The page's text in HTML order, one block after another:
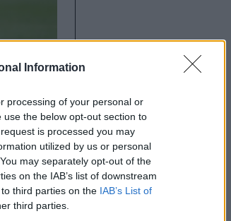
Information
processing of your personal or
the below opt-out section to
is processed you may
utilized by us or personal
may separately opt-out of the
on the IAB’s list of downstream
third parties on the IAB’s List of
third parties.
en la
gran
y
el
a estar
contra